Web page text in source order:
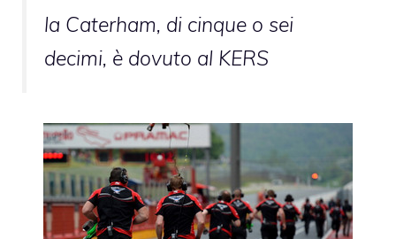
la Caterham, di cinque o sei
decimi, è dovuto al KERS